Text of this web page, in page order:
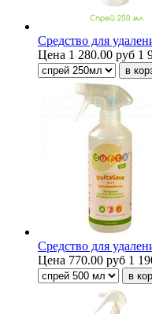
Средство для
Цена 1 280.00 руб 1
Средство для
Цена 770.00 руб 1